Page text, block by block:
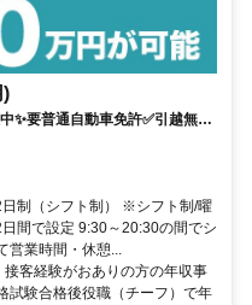
)
✨要普通自動車免許✅引越無し❗
休日120日+有給休暇5日✨
制（シフト制） ※シフト制/曜
間で設定 9:30～20:30の間でシ
営業時間・休憩...
経験がおありの方の年収事
験合格後役職（チーフ）で年